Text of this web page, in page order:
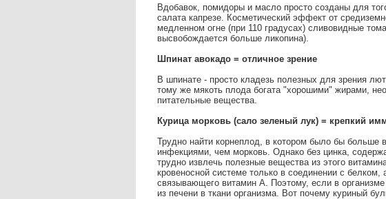
Вдобавок, помидоры и масло просто созданы для
салата капрезе. Косметический эффект от
медленном огне (при 110 градусах) сливовидные
высвобождается больше ликопина).
Шпинат авокадо = отличное зрение
В шпинате - просто кладезь полезных для зрения
тому же мякоть плода богата "хорошими" жирами,
питательные вещества.
Курица морковь (сало зеленый лук) = крепкий
Трудно найти корнеплод, в котором было бы больше
инфекциями, чем морковь. Однако без цинка,
трудно извлечь полезные вещества из этого
кровеносной системе только в соединении с
связывающего витамин А. Поэтому, если в
из печени в ткани организма. Вот почему куриный